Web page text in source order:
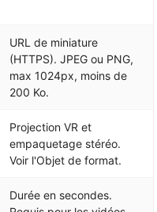
URL de miniature
(HTTPS). JPEG ou PNG,
max 1024px, moins de
200 Ko.
Projection VR et
empaquetage stéréo.
Voir l'Objet de format.
Durée en secondes.